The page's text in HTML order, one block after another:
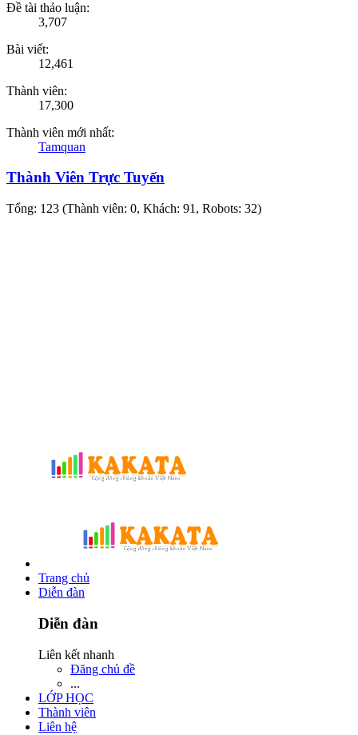
Đề tài thảo luận:
3,707
Bài viết:
12,461
Thành viên:
17,300
Thành viên mới nhất:
Tamquan
Thành Viên Trực Tuyến
Tổng: 123 (Thành viên: 0, Khách: 91, Robots: 32)
Trang chủ
Diễn đàn
Diễn đàn
Liên kết nhanh
Đăng chủ đề
...
LỚP HỌC
Thành viên
Liên hệ